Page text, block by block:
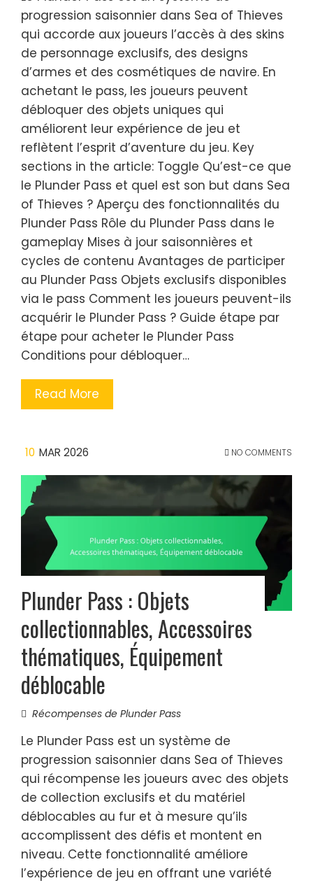
progression saisonnier dans Sea of Thieves
qui accorde aux joueurs l’accès à des skins
de personnage exclusifs, des designs
d’armes et des cosmétiques de navire. En
achetant le pass, les joueurs peuvent
débloquer des objets uniques qui
améliorent leur expérience de jeu et
reflètent l’esprit d’aventure du jeu. Key
sections in the article: Toggle Qu’est-ce que
le Plunder Pass et quel est son but dans Sea
of Thieves ? Aperçu des fonctionnalités du
Plunder Pass Rôle du Plunder Pass dans le
gameplay Mises à jour saisonnières et
cycles de contenu Avantages de participer
au Plunder Pass Objets exclusifs disponibles
via le pass Comment les joueurs peuvent-ils
acquérir le Plunder Pass ? Guide étape par
étape pour acheter le Plunder Pass
Conditions pour débloquer…
Read More
10 MAR 2026 NO COMMENTS
Plunder Pass : Objets
collectionnables, Accessoires
thématiques, Équipement
déblocable
Récompenses de Plunder Pass
Le Plunder Pass est un système de
progression saisonnier dans Sea of Thieves
qui récompense les joueurs avec des objets
de collection exclusifs et du matériel
déblocables au fur et à mesure qu’ils
accomplissent des défis et montent en
niveau. Cette fonctionnalité améliore
l’expérience de jeu en offrant une variété